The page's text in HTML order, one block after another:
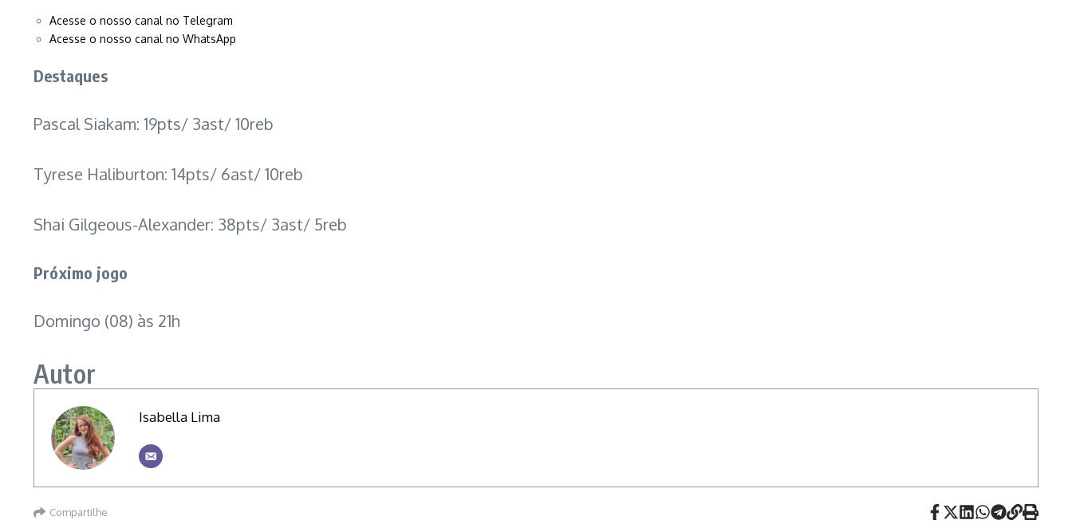
Acesse o nosso canal no Telegram
Acesse o nosso canal no WhatsApp
Destaques
Pascal Siakam: 19pts/ 3ast/ 10reb
Tyrese Haliburton: 14pts/ 6ast/ 10reb
Shai Gilgeous-Alexander: 38pts/ 3ast/ 5reb
Próximo jogo
Domingo (08) às 21h
Autor
Isabella Lima
Compartilhe